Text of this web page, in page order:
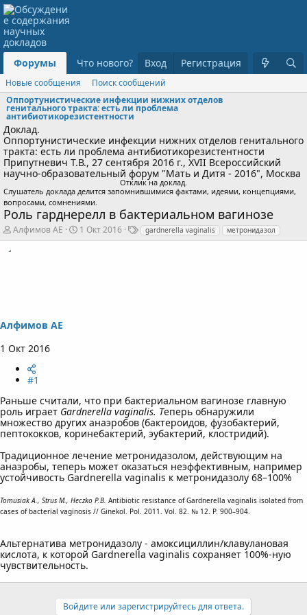
Форумы Что нового? Вход Регистрация
Новые сообщения
Поиск сообщений
Оппортунистические инфекции нижних отделов
генитального тракта: есть ли проблема
антибиотикорезистентности
Доклад.
Оппортунистические инфекции нижних отделов генитального
тракта: есть ли проблема антибиотикорезистентности
Припутневич Т.В., 27 сентября 2016 г., XVII Всероссийский
научно-образовательный форум "Мать и Дитя - 2016", Москва
Отклик на доклад.
Слушатель доклада делится запомнившимися фактами, идеями, концепциями,
вопросами, сомнениями.
Роль гарднерелл в бактериальном вагинозе
А
в
Алфимов АЕ
Д
а
1 Окт 2016
Т
е
gardnerella vaginalis метронидазол
Алфимов АЕ
1 Окт 2016
#1
Раньше считали, что при бактериальном вагинозе главную
роль играет Gardnerella vaginalis. Теперь обнаружили
множество других анаэробов (бактероидов, фузобактерий,
пептококков, коринебактерий, эубактерий, клостридий).
Традиционное лечение метронидазолом, действующим на
анаэробы, теперь может оказаться неэффективным, например
устойчивость Gardnerella vaginalis к метронидазолу 68–100%
Tomusiak A., Strus M., Heczko P.B. Antibiotic resistance of Gardnerella vaginalis isolated from
cases of bacterial vaginosis // Ginekol. Pol. 2011. Vol. 82. № 12. P. 900–904.
Альтернатива метронидазолу - амоксициллин/клавулановая
кислота, к которой Gardnerella vaginalis сохраняет 100%-ную
чувствительность.
Войдите или зарегистрируйтесь для ответа.